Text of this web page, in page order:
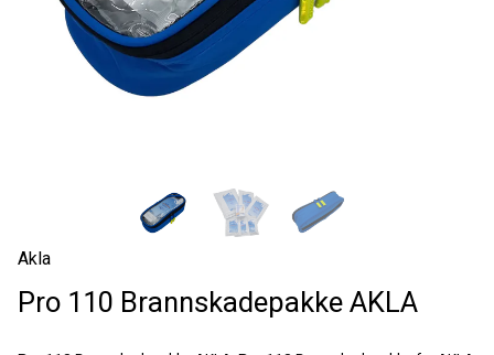
Akla
Pro 110 Brannskadepakke AKLA